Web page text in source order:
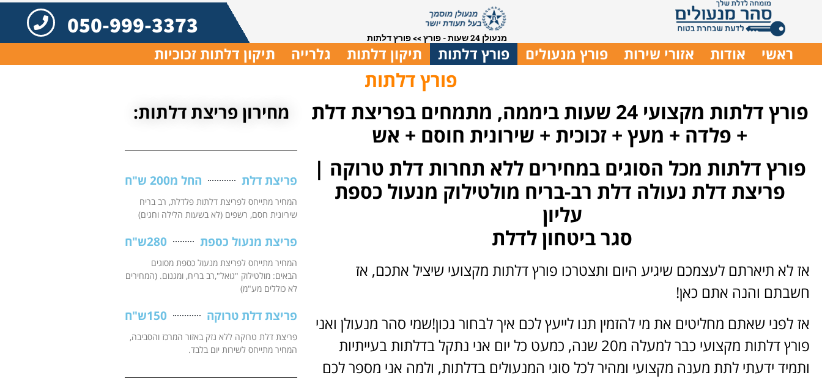
מנעולן 24 שעות - פורץ >>פורץ דלתות 050-999-3373
ראשי אודות אזורי שירות פורץ מנעולים פורץ דלתות תיקון דלתות גלרייה תיקון דלתות זכוכיות
פורץ דלתות
פורץ דלתות מקצועי 24 שעות ביממה,
מתמחים בפריצת דלת
+ פלדה + מעץ + זכוכית + שירונית חוסם + אש
פורץ דלתות מכל הסוגים במחירים ללא תחרות דלת טרוקה |
פריצת דלת נעולה דלת רב-בריח מולטילוק מנעול כספת
עליון
סגר ביטחון לדלת
אז לא תיארתם לעצמכם שיגיע היום ותצטרכו פורץ דלתות מקצועי שיציל אתכם, אז
חשבתם והנה אתם כאן!
אז לפני שאתם מחליטים את מי להזמין תנו לייעץ לכם איך לבחור נכון!שמי סהר מנעולן ואני
פורץ דלתות מקצועי כבר למעלה מ20 שנה, כמעט כל יום אני נתקל בדלתות בעייתיות
ותמיד ידעתי לתת מענה מקצועי ומהיר לכל סוגי המנעולים בדלתות, ולמה אני מספר לכם
מחירון פריצת דלתות:
פריצת דלת החל מ200 ש"ח
המחיר מתייחס לפריצת דלתות פלדלת, רב בריח
שיריונית חסם, רשפים (לא בשעות הלילה וחגים)
פריצת מנעול כספת 280ש"ח
המחיר מתייחס לפריצת מנעול כספת מסוגים
הבאים: מולטילוק "גואל",רב בריח, ומגנום. (המחירים
לא כוללים מע"מ)
פריצת דלת טרוקה 150ש"ח
פריצת דלת טרוקה ללא נזק באזור המרכז והסביבה,
המחיר מתייחס לשירות יום בלבד.